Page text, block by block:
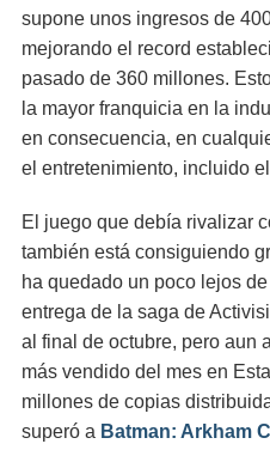
supone unos ingresos de
mejorando el record
pasado de 360 millones.
la mayor franquicia en la
en consecuencia, en
el entretenimiento, incluido
El juego que debía rivalizar
también está consiguiendo
ha quedado un poco lejos
entrega de la saga de
al final de octubre, pero aun
más vendido del mes en
millones de copias
superó a Batman: Arkham